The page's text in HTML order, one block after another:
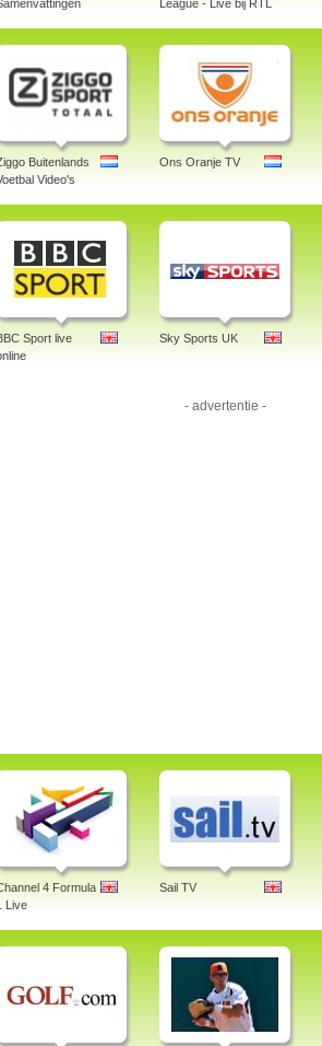
League - Live bij RTL
Buitenlands
Video's
Ons Oranje TV
Sport live
Sky Sports UK
- advertentie -
4 Formula
Live
Sail TV